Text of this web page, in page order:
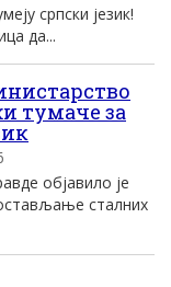
српски језик!
да...
тумаче за
објавило је
сталних